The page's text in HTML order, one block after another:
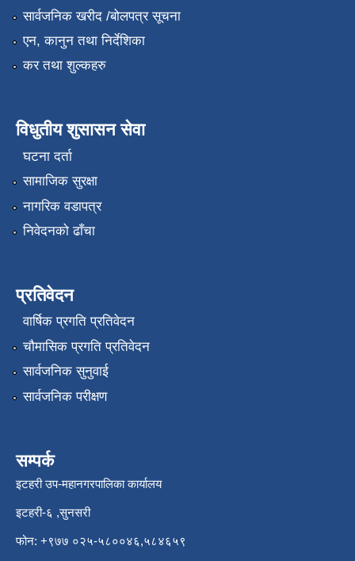
सार्वजनिक खरीद /बोलपत्र सूचना
एन, कानुन तथा निर्देशिका
कर तथा शुल्कहरु
विधुतीय शुसासन सेवा
घटना दर्ता
सामाजिक सुरक्षा
नागरिक वडापत्र
निवेदनको ढाँचा
प्रतिवेदन
वार्षिक प्रगति प्रतिवेदन
चौमासिक प्रगति प्रतिवेदन
सार्वजनिक सुनुवाई
सार्वजनिक परीक्षण
सम्पर्क
इटहरी उप-महानगरपालिका कार्यालय
इटहरी-६ ,सुनसरी
फोन: +९७७ ०२५-५८००४६,५८४६५९